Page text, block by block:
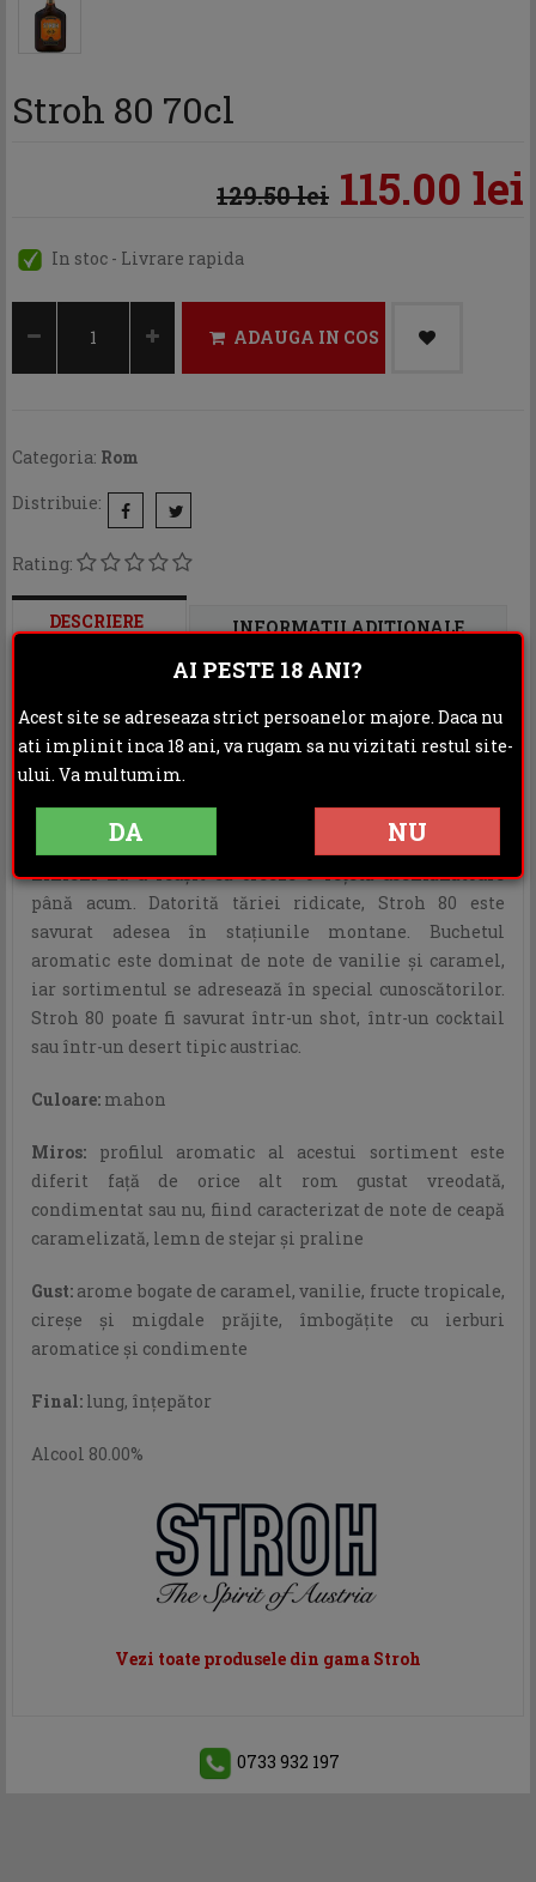
Stroh 80 70cl
129.50 lei 115.00 lei
In stoc - Livrare rapida
ADAUGA IN COS
Categoria: Rom
Distribuie:
Rating:
DESCRIERE INFORMATII ADITIONALE
Istoria acestui rom datează din anul în anul 1832, când
Sebastian Stroh a creat sortimentul pentru prima dată.
De atunci popularitatea acestui rom austriac a continuat
simbol naţional. În ciuda numeroaselor încercări,
nimeni nu a reuşit să creeze o reţetă asemănătoare
până acum. Datorită tăriei ridicate, Stroh 80 este
savurat adesea în staţiunile montane. Buchetul
aromatic este dominat de note de vanilie şi caramel,
iar sortimentul se adresează în special cunoscătorilor.
Stroh 80 poate fi savurat într-un shot, într-un cocktail
sau într-un desert tipic austriac.
Culoare: mahon
Miros: profilul aromatic al acestui sortiment este
diferit faţă de orice alt rom gustat vreodată,
condimentat sau nu, fiind caracterizat de note de ceapă
caramelizată, lemn de stejar şi praline
Gust: arome bogate de caramel, vanilie, fructe tropicale,
cireşe şi migdale prăjite, îmbogăţite cu ierburi
aromatice şi condimente
Final: lung, înţepător
Alcool 80.00%
Vezi toate produsele din gama Stroh
0733 932 197
AI PESTE 18 ANI?
Acest site se adreseaza strict persoanelor majore. Daca nu
ati implinit inca 18 ani, va rugam sa nu vizitati restul site-
ului. Va multumim.
DA NU